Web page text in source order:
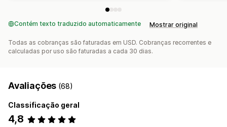
Contém texto traduzido automaticamente Mostrar original
Todas as cobranças são faturadas em USD. Cobranças recorrentes e
calculadas por uso são faturadas a cada 30 dias.
Avaliações (68)
Classificação geral
4,8